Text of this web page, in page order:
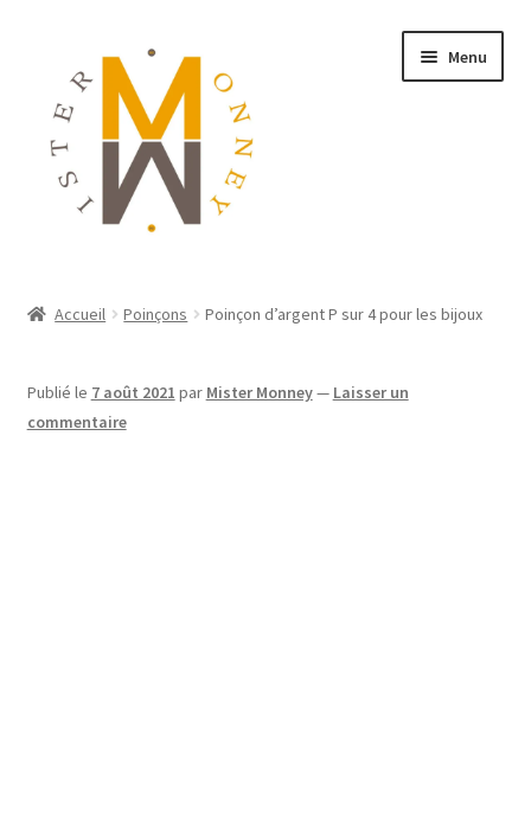
Menu
Accueil Poinçons Poinçon d’argent P sur 4 pour les bijoux
Publié le 7 août 2021 par Mister Monney— Laisser un
commentaire